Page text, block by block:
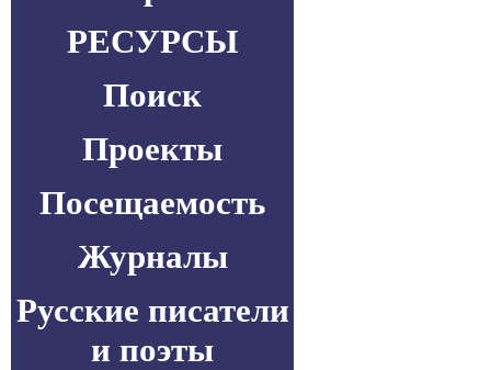
РЕСУРСЫ
Поиск
Проекты
Посещаемость
Журналы
Русские писатели
и поэты